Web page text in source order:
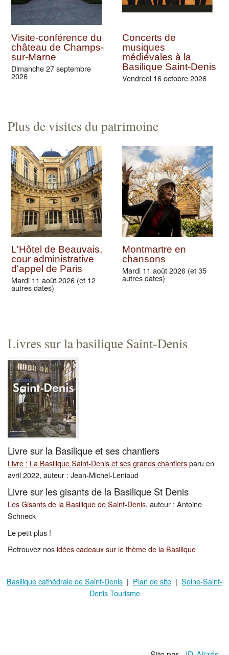
Visite-conférence du
château de Champs-
sur-Marne
Dimanche 27 septembre
2026
Concerts de
musiques
médiévales à la
Basilique Saint-Denis
Vendredi 16 octobre 2026
Plus de visites du patrimoine
L'Hôtel de Beauvais,
cour administrative
d'appel de Paris
Mardi 11 août 2026 (et 12
autres dates)
Montmartre en
chansons
Mardi 11 août 2026 (et 35
autres dates)
Livres sur la basilique Saint-Denis
Livre sur la Basilique et ses chantiers
Livre : La Basilique Saint-Denis et ses grands chantiersparu en
avril 2022, auteur : Jean-Michel-Leniaud
Livre sur les gisants de la Basilique St Denis
Les Gisants de la Basilique de Saint-Denis, auteur : Antoine
Schneck
Le petit plus !
Retrouvez nosidées cadeaux sur le thème de la Basilique
Basilique cathédrale de Saint-Denis | Plan de site | Seine-Saint-
Denis Tourisme